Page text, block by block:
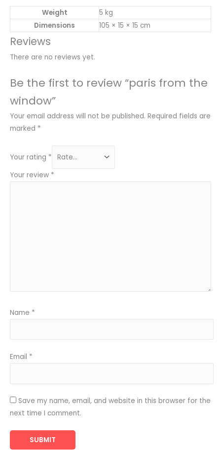
Weight
5 kg
Dimensions
105 × 15 × 15 cm
Reviews
There are no reviews yet.
Be the first to review “paris from the
window”
Your email address will not be published. Required fields are
marked *
Your rating *
Your review *
Name *
Email *
Save my name, email, and website in this browser for the
next time I comment.